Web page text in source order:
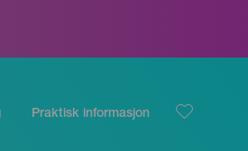
Praktisk informasjon